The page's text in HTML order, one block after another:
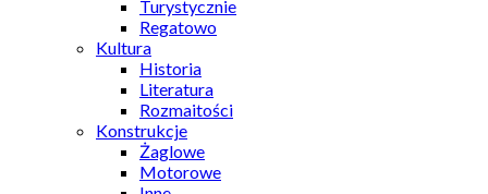
Turystycznie
Regatowo
Kultura
Historia
Literatura
Rozmaitości
Konstrukcje
Żaglowe
Motorowe